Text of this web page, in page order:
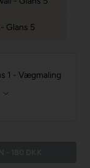
Glans 5
1 - Vægmaling